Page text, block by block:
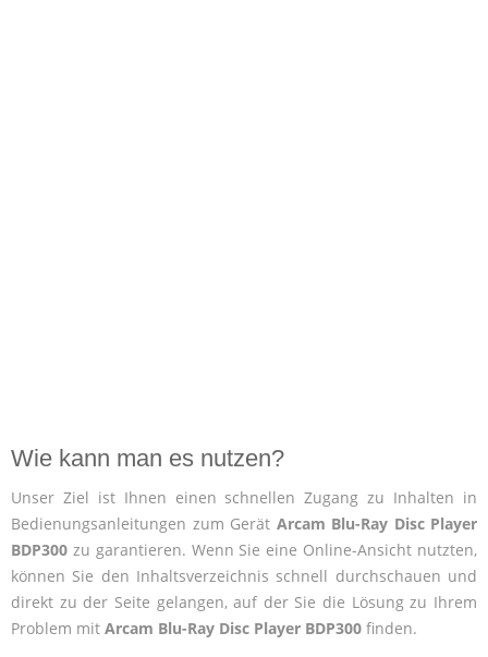
Wie kann man es nutzen?
Unser Ziel ist Ihnen einen schnellen Zugang zu Inhalten in
Bedienungsanleitungen zum Gerät Arcam Blu-Ray Disc Player
BDP300 zu garantieren. Wenn Sie eine Online-Ansicht nutzten,
können Sie den Inhaltsverzeichnis schnell durchschauen und
direkt zu der Seite gelangen, auf der Sie die Lösung zu Ihrem
Problem mit Arcam Blu-Ray Disc Player BDP300 finden.